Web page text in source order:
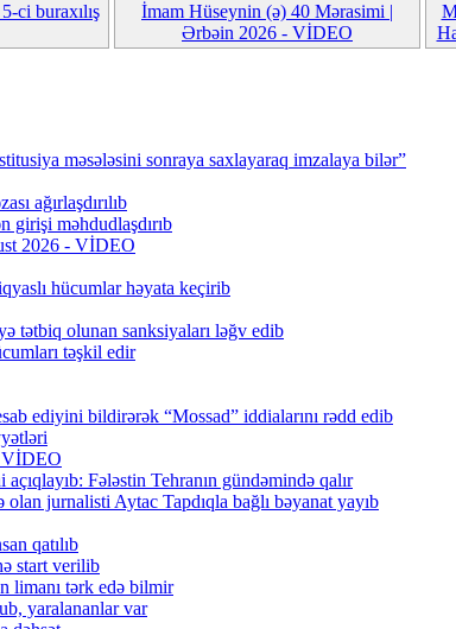
ci buraxılış
İmam Hüseynin (ə) 40 Mərasimi |
Ərbəin 2026 - VİDEO
məsələsini sonraya saxlayaraq imzalaya bilər”
ağırlaşdırılıb
girişi məhdudlaşdırıb
2026 - VİDEO
hücumlar həyata keçirib
tətbiq olunan sanksiyaları ləğv edib
təşkil edir
ediyini bildirərək “Mossad” iddialarını rədd edib
VİDEO
Fələstin Tehranın gündəmində qalır
jurnalisti Aytac Tapdıqla bağlı bəyanat yayıb
qatılıb
start verilib
limanı tərk edə bilmir
yaralananlar var